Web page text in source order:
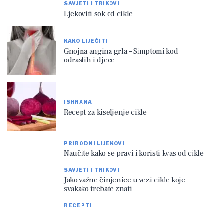
SAVJETI I TRIKOVI
Ljekoviti sok od cikle
KAKO LIJEČITI
Gnojna angina grla – Simptomi kod
odraslih i djece
ISHRANA
Recept za kiseljenje cikle
PRIRODNI LIJEKOVI
Naučite kako se pravi i koristi kvas od cikle
SAVJETI I TRIKOVI
Jako važne činjenice u vezi cikle koje
svakako trebate znati
RECEPTI